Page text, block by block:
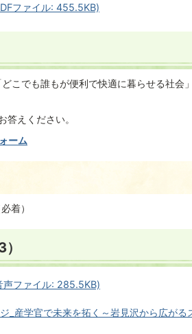
ファイル: 455.5KB)
どこでも誰もが便利で快適に暮らせる社
えください。
ーム
着）
声ファイル: 285.5KB)
_産学官で未来を拓く～岩見沢から広が